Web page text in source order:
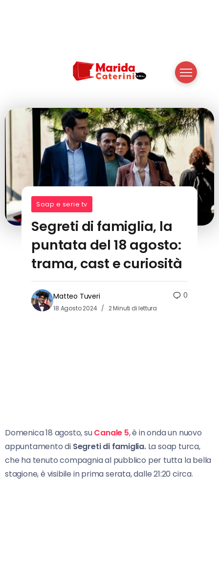
Soap e serie tv
Segreti di famiglia, la
puntata del 18 agosto:
trama, cast e curiosità
Matteo Tuveri
18 Agosto 2024 2 Minuti di lettura
0
Domenica 18 agosto, suCanale 5, è in onda un nuovo
appuntamento di Segreti di famiglia.La soap turca,
che ha tenuto compagnia al pubblico per tutta la bella
stagione, è visibile in prima serata, dalle 21:20 circa.